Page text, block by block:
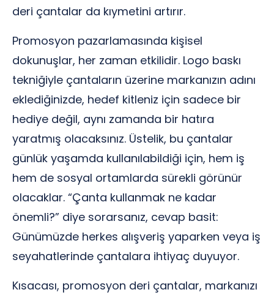
deri çantalar da kıymetini artırır.
Promosyon pazarlamasında kişisel
dokunuşlar, her zaman etkilidir. Logo baskı
tekniğiyle çantaların üzerine markanızın adını
eklediğinizde, hedef kitleniz için sadece bir
hediye değil, aynı zamanda bir hatıra
yaratmış olacaksınız. Üstelik, bu çantalar
günlük yaşamda kullanılabildiği için, hem iş
hem de sosyal ortamlarda sürekli görünür
olacaklar. “Çanta kullanmak ne kadar
önemli?” diye sorarsanız, cevap basit:
Günümüzde herkes alışveriş yaparken veya iş
seyahatlerinde çantalara ihtiyaç duyuyor.
Kısacası, promosyon deri çantalar, markanızı